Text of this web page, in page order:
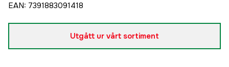
EAN: 7391883091418
Utgått ur vårt sortiment